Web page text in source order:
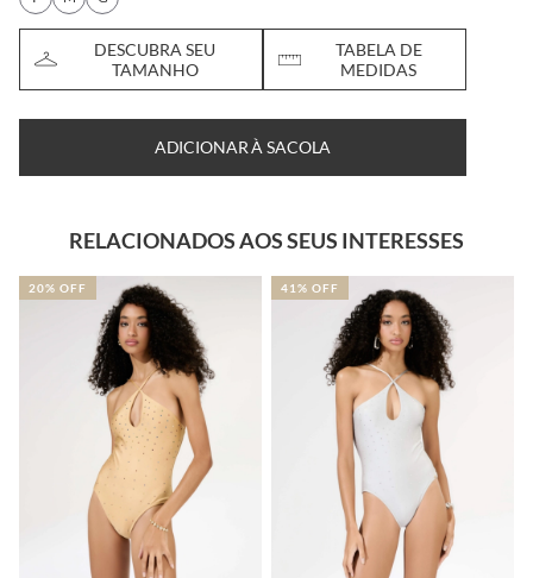
DESCUBRA SEU
TAMANHO
TABELA DE
MEDIDAS
ADICIONAR À SACOLA
RELACIONADOS AOS SEUS INTERESSES
20% OFF 41% OFF